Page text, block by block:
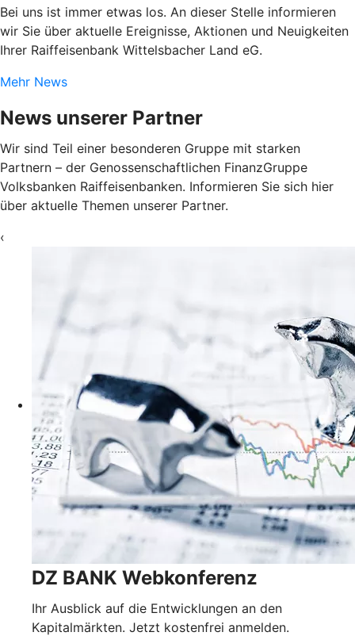
Bei uns ist immer etwas los. An dieser Stelle informieren
wir Sie über aktuelle Ereignisse, Aktionen und Neuigkeiten
Ihrer Raiffeisenbank Wittelsbacher Land eG.
Mehr News
News unserer Partner
Wir sind Teil einer besonderen Gruppe mit starken
Partnern – der Genossenschaftlichen FinanzGruppe
Volksbanken Raiffeisenbanken. Informieren Sie sich hier
über aktuelle Themen unserer Partner.
‹
DZ BANK Webkonferenz
Ihr Ausblick auf die Entwicklungen an den
Kapitalmärkten. Jetzt kostenfrei anmelden.